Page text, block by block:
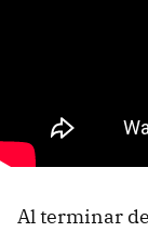
Al terminar